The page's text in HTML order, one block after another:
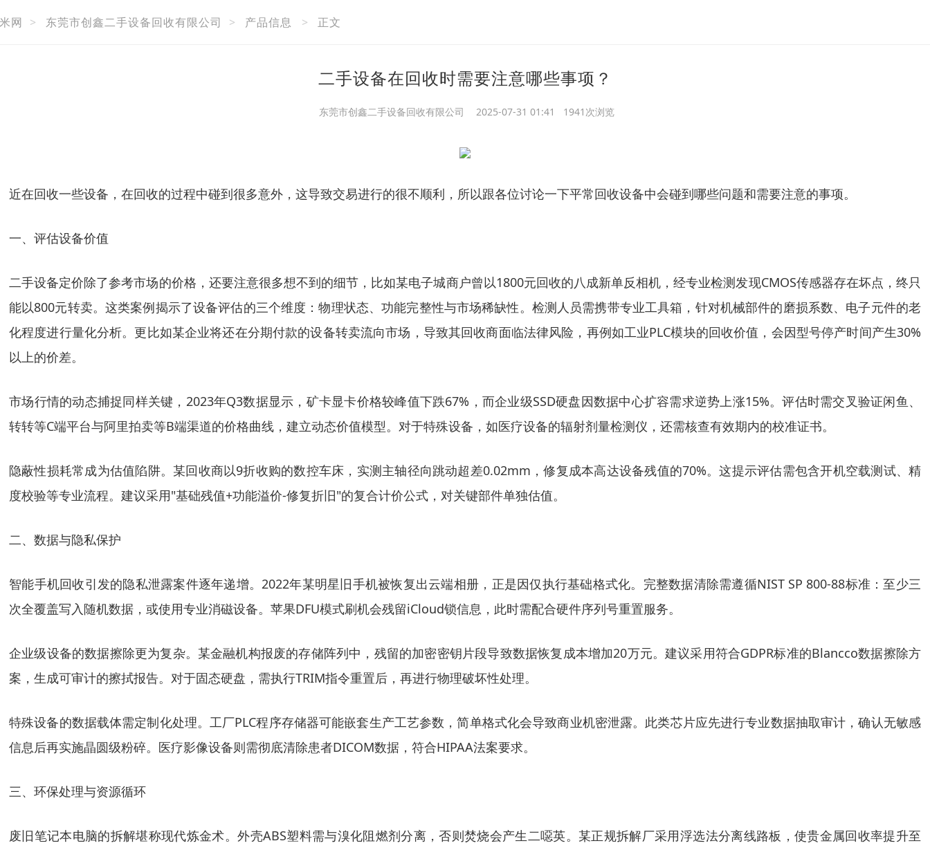
网 > 东莞市创鑫二手设备回收有限公司 > 产品信息 > 正文
二手设备在回收时需要注意哪些事项？
东莞市创鑫二手设备回收有限公司 2025-07-31 01:41 1941次浏览
近在回收一些设备，在回收的过程中碰到很多意外，这导致交易进行的很不顺利，所以跟各位讨论一下平常回收设备中会碰到哪些问题和需要注意的事项。
一、评估设备价值
二手设备定价除了参考市场的价格，还要注意很多想不到的细节，比如某电子城商户曾以1800元回收的八成新单反相机，经专业检测发现CMOS传感器存在坏点，终只
能以800元转卖。这类案例揭示了设备评估的三个维度：物理状态、功能完整性与市场稀缺性。检测人员需携带专业工具箱，针对机械部件的磨损系数、电子元件的老
化程度进行量化分析。更比如某企业将还在分期付款的设备转卖流向市场，导致其回收商面临法律风险，再例如工业PLC模块的回收价值，会因型号停产时间产生30%
以上的价差。
市场行情的动态捕捉同样关键，2023年Q3数据显示，矿卡显卡价格较峰值下跌67%，而企业级SSD硬盘因数据中心扩容需求逆势上涨15%。评估时需交叉验证闲鱼、
转转等C端平台与阿里拍卖等B端渠道的价格曲线，建立动态价值模型。对于特殊设备，如医疗设备的辐射剂量检测仪，还需核查有效期内的校准证书。
隐蔽性损耗常成为估值陷阱。某回收商以9折收购的数控车床，实测主轴径向跳动超差0.02mm，修复成本高达设备残值的70%。这提示评估需包含开机空载测试、精
度校验等专业流程。建议采用"基础残值+功能溢价-修复折旧"的复合计价公式，对关键部件单独估值。
二、数据与隐私保护
智能手机回收引发的隐私泄露案件逐年递增。2022年某明星旧手机被恢复出云端相册，正是因仅执行基础格式化。完整数据清除需遵循NIST SP 800-88标准：至少三
次全覆盖写入随机数据，或使用专业消磁设备。苹果DFU模式刷机会残留iCloud锁信息，此时需配合硬件序列号重置服务。
企业级设备的数据擦除更为复杂。某金融机构报废的存储阵列中，残留的加密密钥片段导致数据恢复成本增加20万元。建议采用符合GDPR标准的Blancco数据擦除方
案，生成可审计的擦拭报告。对于固态硬盘，需执行TRIM指令重置后，再进行物理破坏性处理。
特殊设备的数据载体需定制化处理。工厂PLC程序存储器可能嵌套生产工艺参数，简单格式化会导致商业机密泄露。此类芯片应先进行专业数据抽取审计，确认无敏感
信息后再实施晶圆级粉碎。医疗影像设备则需彻底清除患者DICOM数据，符合HIPAA法案要求。
三、环保处理与资源循环
废旧笔记本电脑的拆解堪称现代炼金术。外壳ABS塑料需与溴化阻燃剂分离，否则焚烧会产生二噁英。某正规拆解厂采用浮选法分离线路板，使贵金属回收率提升至